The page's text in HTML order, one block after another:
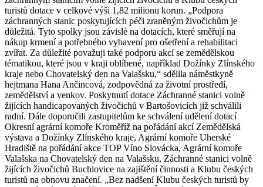
turistů dotace v celkové výši 1,82 milionu korun. „Podpora
záchranných stanic poskytujících péči zraněným živočichům je
důležitá. Tyto spolky jsou závislé na dotacích, které směřují na
nákup krmení a potřebného vybavení pro ošetření a rehabilitaci
zvířat. Za důležité považuji také podporu akcí se zemědělskou
tématikou, které jsou v kraji oblíbené, například Dožínky Zlínského
kraje nebo Chovatelský den na Valašsku,“ sdělila náměstkyně
hejtmana Hana Ančincová, zodpovědná za životní prostředí,
zemědělství a venkov. Poskytnutí dotace Záchranné stanici volně
žijících handicapovaných živočichů v Bartošovicích již schválili
radní. Dále doporučili zastupitelům ke schválení udělení dotací
Okresní agrární komoře Kroměříž na pořádání akcí Zemědělská
výstava a Dožínky Zlínského kraje, Agrární komoře Uherské
Hradiště na pořádání akce TOP Víno Slovácka, Agrární komoře
Valašska na Chovatelský den na Valašsku, Záchranné stanici volně
žijících živočichů Buchlovice na zajištění činnosti a Klubu českých
turistů na obnovu značení. „Bez nadšení Klubu českých turistů by